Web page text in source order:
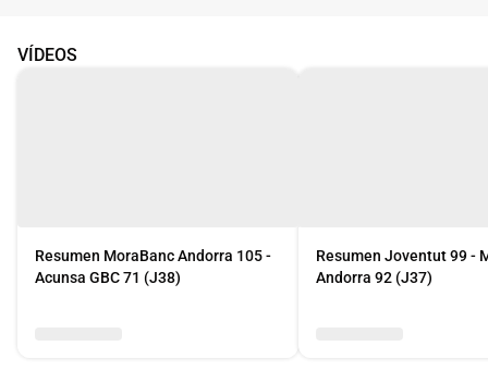
VÍDEOS
Resumen MoraBanc Andorra 105 -
Acunsa GBC 71 (J38)
Resumen Joventut 99 -
Andorra 92 (J37)